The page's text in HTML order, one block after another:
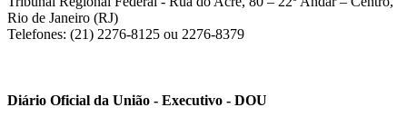
Rio de Janeiro (RJ)
Telefones: (21) 2276-8125 ou 2276-8379
Diário Oficial da União - Executivo - DOU